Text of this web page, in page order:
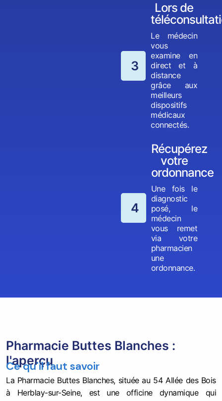
3
Lors de
Le médecin
vous
examine en
direct et à
distance
grâce aux
meilleurs
dispositifs
médicaux
connectés.
4
Récupérez
votre
ordonnance
Une fois le
diagnostic
posé, le
médecin
vous remet
via votre
pharmacien
une
ordonnance.
Pharmacie Buttes Blanches :
l'aperçu
Ce qu'il faut savoir
La Pharmacie Buttes Blanches, située au 54 Allée des Bois
à Herblay-sur-Seine, est une officine dynamique qui